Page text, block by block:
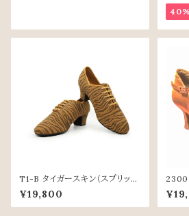
T1-B タイガースキン（スプリット
ソール）
¥19,800
2300